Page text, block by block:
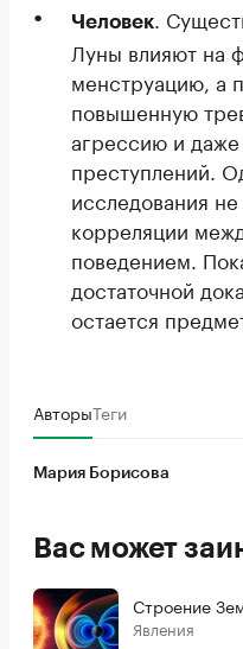
Человек
.
Луны влияют на
менструацию, а
повышенную
агрессию и даже
преступлений.
исследования
корреляции
поведением.
достаточной
остается
АвторыТеги
Мария Борисова
Вас может
Строение
Явления